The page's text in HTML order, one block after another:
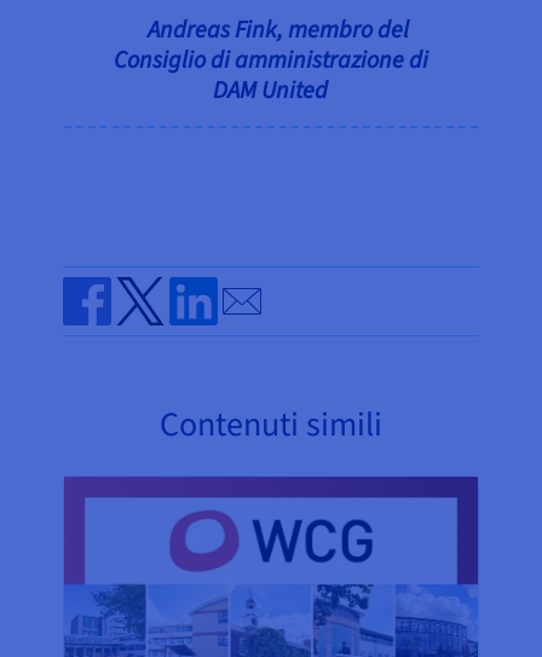
Andreas Fink, membro del
Consiglio di amministrazione di
DAM United
Share on Facebook
Share on Twitter
Share on Linkedin
Send by email
Contenuti simili